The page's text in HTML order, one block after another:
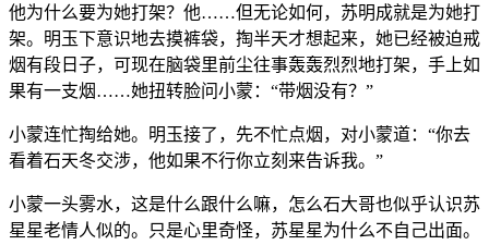
他为什么要为她打架？他……但无论如何，苏明成就是为她打
架。明玉下意识地去摸裤袋，掏半天才想起来，她已经被迫戒
烟有段日子，可现在脑袋里前尘往事轰轰烈烈地打架，手上如
果有一支烟……她扭转脸问小蒙：“带烟没有？”
小蒙连忙掏给她。明玉接了，先不忙点烟，对小蒙道：“你去
看着石天冬交涉，他如果不行你立刻来告诉我。”
小蒙一头雾水，这是什么跟什么嘛，怎么石大哥也似乎认识苏
星星老情人似的。只是心里奇怪，苏星星为什么不自己出面。